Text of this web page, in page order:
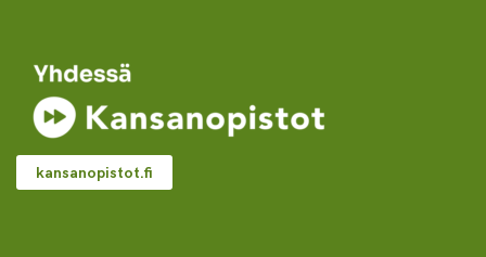
kansanopistot.fi